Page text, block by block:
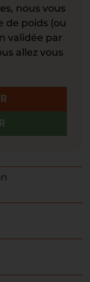
nous vous
de poids (ou
validée par
allez vous